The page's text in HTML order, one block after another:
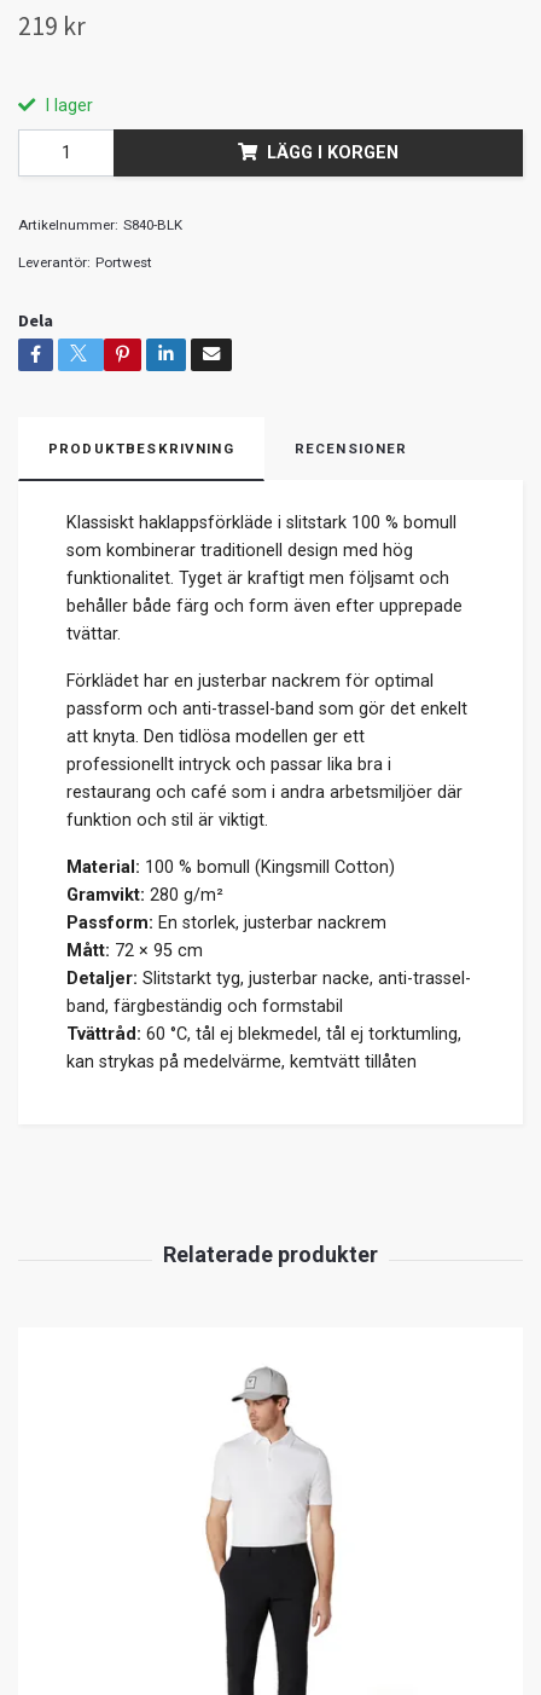
219 kr
I lager
LÄGG I KORGEN
Artikelnummer: S840-BLK
Leverantör: Portwest
Dela
PRODUKTBESKRIVNING RECENSIONER
Klassiskt haklappsförkläde i slitstark 100 % bomull
som kombinerar traditionell design med hög
funktionalitet. Tyget är kraftigt men följsamt och
behåller både färg och form även efter upprepade
tvättar.
Förklädet har en justerbar nackrem för optimal
passform och anti-trassel-band som gör det enkelt
att knyta. Den tidlösa modellen ger ett
professionellt intryck och passar lika bra i
restaurang och café som i andra arbetsmiljöer där
funktion och stil är viktigt.
Material: 100 % bomull (Kingsmill Cotton)
Gramvikt: 280 g/m²
Passform: En storlek, justerbar nackrem
Mått: 72 × 95 cm
Detaljer: Slitstarkt tyg, justerbar nacke, anti-trassel-
band, färgbeständig och formstabil
Tvättråd: 60 °C, tål ej blekmedel, tål ej torktumling,
kan strykas på medelvärme, kemtvätt tillåten